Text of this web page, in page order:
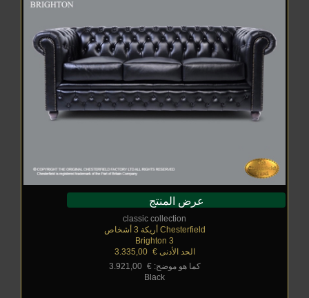
عرض المنتج
classic collection
Chesterfield أريكة 3 أشخاص
Brighton 3
الحد الأدنى € _
3.335,00
كما هو موضح: € _
3.921,00
Black